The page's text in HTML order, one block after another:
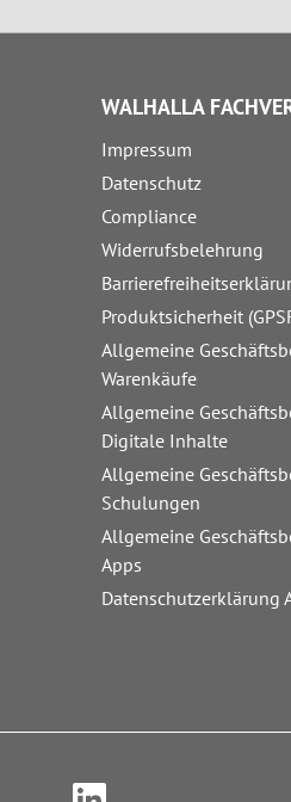
WALHALLA
Impressum
Datenschutz
Compliance
Widerrufsbelehrung
Produktsicherheit
Allgemeine
Warenkäufe
Allgemeine
Digitale Inhalte
Allgemeine
Schulungen
Allgemeine
Apps
Datenschutzerklärung